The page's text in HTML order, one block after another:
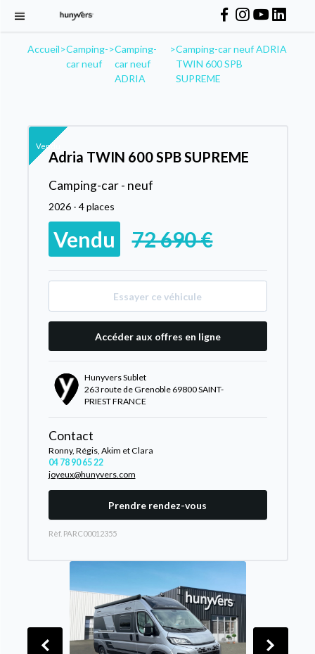
Accueil>Camping-
car neuf
>Camping-
car neuf
ADRIA
>Camping-car neuf ADRIA
TWIN 600 SPB
SUPREME
Vendu
Adria TWIN 600 SPB SUPREME
Camping-car - neuf
2026 - 4 places
Vendu 72 690 €
Essayer ce véhicule
Accéder aux offres en ligne
Hunyvers Sublet
263 route de Grenoble 69800 SAINT-
PRIEST FRANCE
Contact
Ronny, Régis, Akim et Clara
04 78 90 65 22
joyeux@hunyvers.com
Prendre rendez-vous
Rèf. PARC00012355